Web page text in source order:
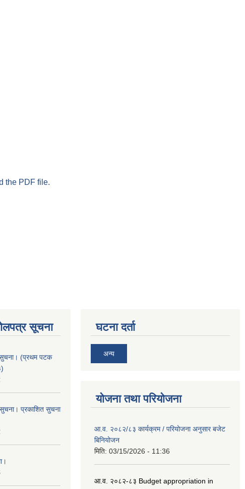
the PDF file.
सूचना
(प्रथम पटक
प्रकाशित सुचना
घटना दर्ता
अन्य
योजना तथा परियोजना
आ.व. २०८२/८३ कार्यक्रम / परियोजना अनुसार बजेट
बिनियोजन
मिति: 03/15/2026 - 11:36
आ.व. २०८२-८३ Budget appropriation in